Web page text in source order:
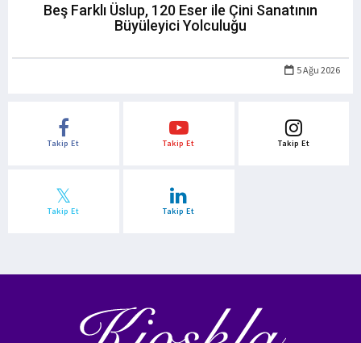
Beş Farklı Üslup, 120 Eser ile Çini Sanatının
Büyüleyici Yolculuğu
5 Ağu 2026
Takip Et Takip Et Takip Et
Takip Et Takip Et